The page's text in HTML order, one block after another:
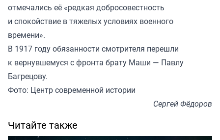
отмечались её «редкая добросовестность
и спокойствие в тяжелых условиях военного
времени».
В 1917 году обязанности смотрителя перешли
к вернувшемуся с фронта брату Маши — Павлу
Багрецову.
Фото: Центр современной истории
Сергей Фёдоров
Читайте также